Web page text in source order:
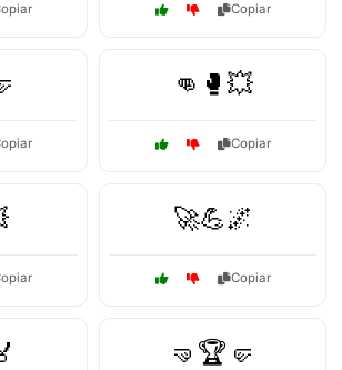
Copiar
👊🥊💥
Copiar
🚀💪🌌
Copiar
🤜🏆🤛